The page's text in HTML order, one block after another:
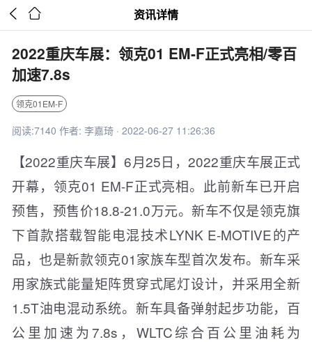
  资讯详情
2022重庆车展：领克01 EM-F正式亮相/零百
加速7.8s
领克01EM-F
阅读:7140 作者: 李嘉琦 · 2022-06-27 11:26:36
【2022重庆车展】6月25日，2022重庆车展正式
开幕，领克01 EM-F正式亮相。此前新车已开启
预售，预售价18.8-21.0万元。新车不仅是领克旗
下首款搭载智能电混技术LYNK E-MOTIVE的产
品，也是新款领克01家族车型首次发布。新车采
用家族式能量矩阵贯穿式尾灯设计，并采用全新
1.5T油电混动系统。新车具备弹射起步功能，百
公里加速为7.8s，WLTC综合百公里油耗为